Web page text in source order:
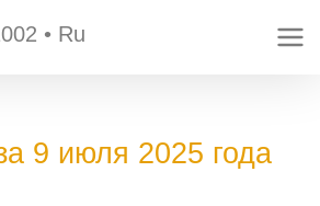
• Ru
9 июля 2025 года